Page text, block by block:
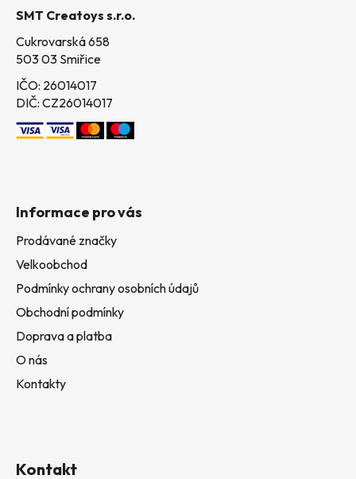
SMT Creatoys s.r.o.
Cukrovarská 658
503 03 Smiřice
IČO: 26014017
DIČ: CZ26014017
Informace pro vás
Prodávané značky
Velkoobchod
Podmínky ochrany osobních údajů
Obchodní podmínky
Doprava a platba
O nás
Kontakty
Kontakt